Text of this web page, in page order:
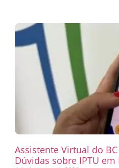
Assistente Virtual do
Dúvidas sobre IPTU